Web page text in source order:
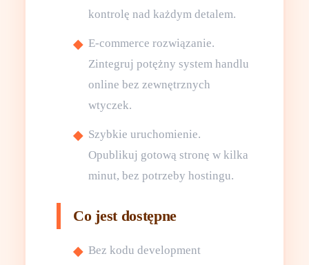
kontrolę nad każdym detalem.
E-commerce rozwiązanie.
Zintegruj potężny system handlu
online bez zewnętrznych
wtyczek.
Szybkie uruchomienie.
Opublikuj gotową stronę w kilka
minut, bez potrzeby hostingu.
Co jest dostępne
Bez kodu development